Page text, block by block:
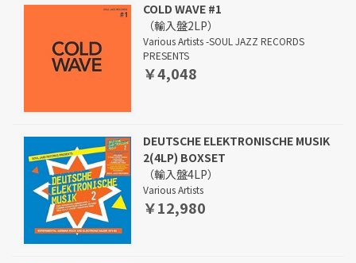
COLD WAVE #1
（輸入盤2LP）
Various Artists -SOUL JAZZ RECORDS
PRESENTS
￥4,048
DEUTSCHE ELEKTRONISCHE MUSIK
2(4LP) BOXSET
（輸入盤4LP）
Various Artists
￥12,980